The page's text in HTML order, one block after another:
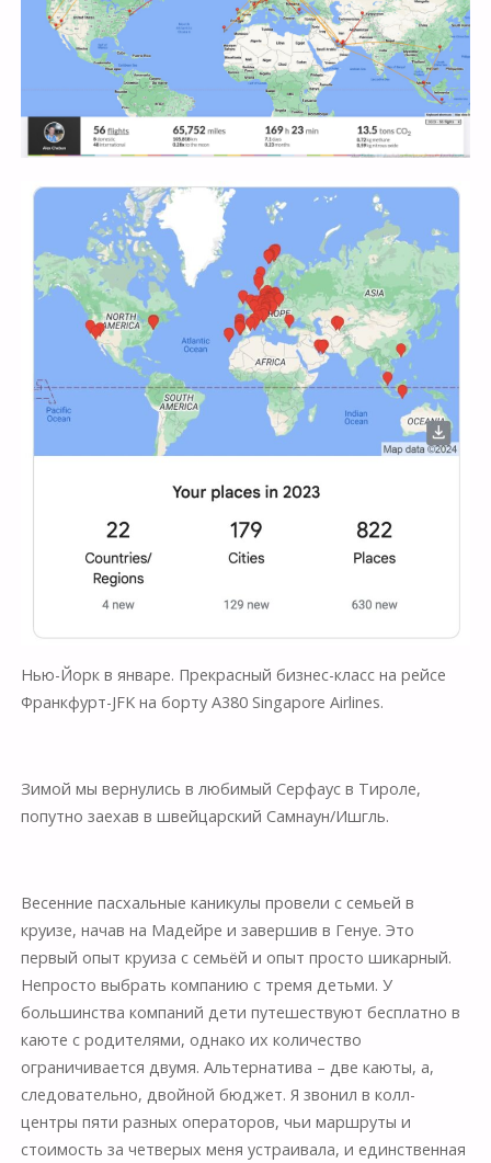
Нью-Йорк в январе. Прекрасный бизнес-класс на рейсе
Франкфурт-JFK на борту A380 Singapore Airlines.
Зимой мы вернулись в любимый Серфаус в Тироле,
попутно заехав в швейцарский Самнаун/Ишгль.
Весенние пасхальные каникулы провели с семьей в
круизе, начав на Мадейре и завершив в Генуе. Это
первый опыт круиза с семьёй и опыт просто шикарный.
Непросто выбрать компанию с тремя детьми. У
большинства компаний дети путешествуют бесплатно в
каюте с родителями, однако их количество
ограничивается двумя. Альтернатива – две каюты, а,
следовательно, двойной бюджет. Я звонил в колл-
центры пяти разных операторов, чьи маршруты и
стоимость за четверых меня устраивала, и единственная